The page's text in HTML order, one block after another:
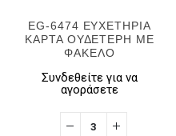
EG-6474 ΕΥΧΕΤΗΡΙΑ
ΚΑΡΤΑ ΟΥΔΕΤΕΡΗ ΜΕ
ΦΑΚΕΛΟ
Συνδεθείτε για να
αγοράσετε